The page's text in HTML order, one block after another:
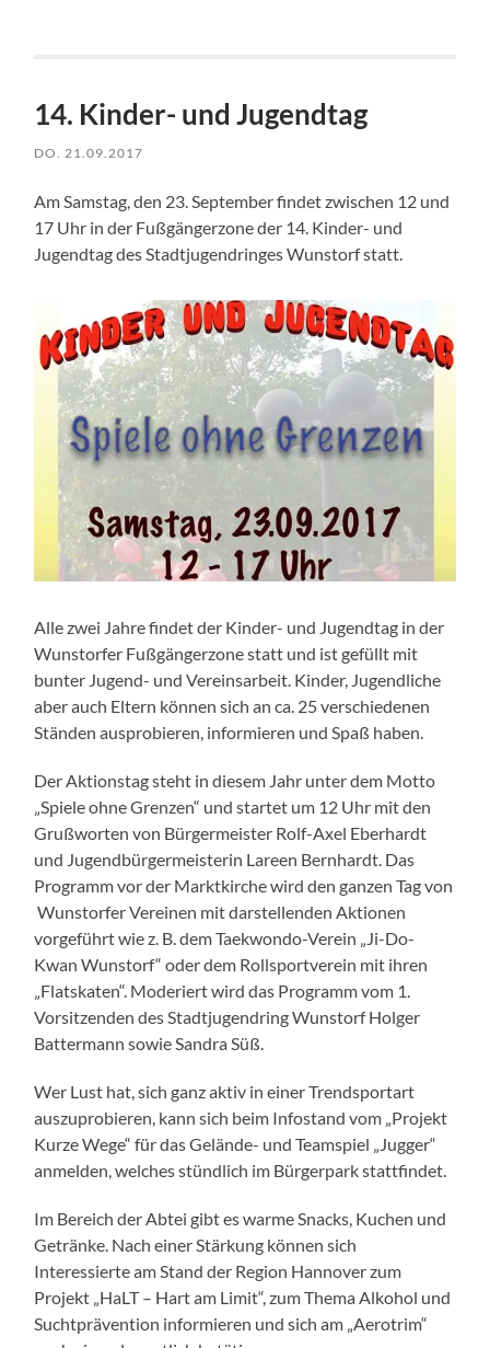
14. Kinder- und Jugendtag
DO. 21.09.2017
Am Samstag, den 23. September findet zwischen 12 und
17 Uhr in der Fußgängerzone der 14. Kinder- und
Jugendtag des Stadtjugendringes Wunstorf statt.
Alle zwei Jahre findet der Kinder- und Jugendtag in der
Wunstorfer Fußgängerzone statt und ist gefüllt mit
bunter Jugend- und Vereinsarbeit. Kinder, Jugendliche
aber auch Eltern können sich an ca. 25 verschiedenen
Ständen ausprobieren, informieren und Spaß haben.
Der Aktionstag steht in diesem Jahr unter dem Motto
„Spiele ohne Grenzen“ und startet um 12 Uhr mit den
Grußworten von Bürgermeister Rolf-Axel Eberhardt
und Jugendbürgermeisterin Lareen Bernhardt. Das
Programm vor der Marktkirche wird den ganzen Tag von
Wunstorfer Vereinen mit darstellenden Aktionen
vorgeführt wie z. B. dem Taekwondo-Verein „Ji-Do-
Kwan Wunstorf“ oder dem Rollsportverein mit ihren
„Flatskaten“. Moderiert wird das Programm vom 1.
Vorsitzenden des Stadtjugendring Wunstorf Holger
Battermann sowie Sandra Süß.
Wer Lust hat, sich ganz aktiv in einer Trendsportart
auszuprobieren, kann sich beim Infostand vom „Projekt
Kurze Wege“ für das Gelände- und Teamspiel „Jugger“
anmelden, welches stündlich im Bürgerpark stattfindet.
Im Bereich der Abtei gibt es warme Snacks, Kuchen und
Getränke. Nach einer Stärkung können sich
Interessierte am Stand der Region Hannover zum
Projekt „HaLT – Hart am Limit“, zum Thema Alkohol und
Suchtprävention informieren und sich am „Aerotrim“